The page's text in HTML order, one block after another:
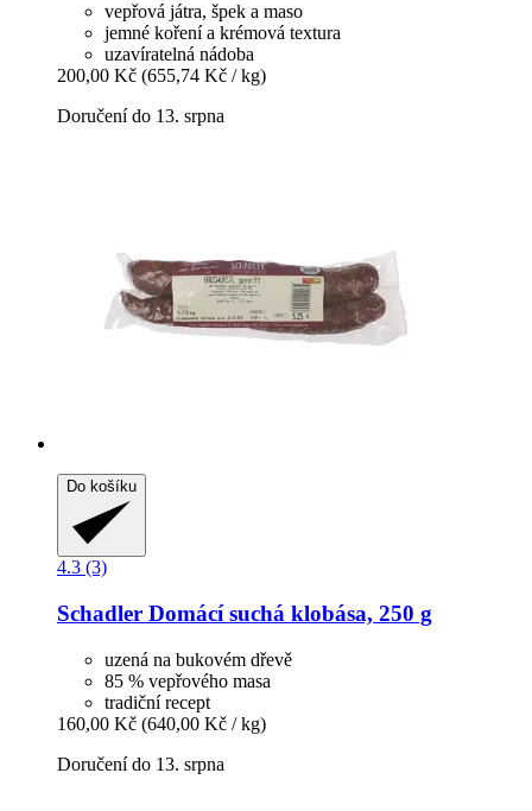
vepřová játra, špek a maso
jemné koření a krémová textura
uzavíratelná nádoba
200,00 Kč (655,74 Kč / kg)
Doručení do 13. srpna
Do košíku
4.3 (3)
Schadler Domácí suchá klobása, 250 g
uzená na bukovém dřevě
85 % vepřového masa
tradiční recept
160,00 Kč (640,00 Kč / kg)
Doručení do 13. srpna